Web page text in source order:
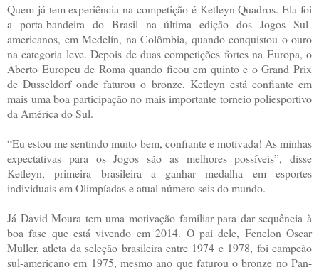
Quem já tem experiência na competição é Ketleyn Quadros. Ela foi
a porta-bandeira do Brasil na última edição dos Jogos Sul-
americanos, em Medelín, na Colômbia, quando conquistou o ouro
na categoria leve. Depois de duas competições fortes na Europa, o
Aberto Europeu de Roma quando ficou em quinto e o Grand Prix
de Dusseldorf onde faturou o bronze, Ketleyn está confiante em
mais uma boa participação no mais importante torneio poliesportivo
da América do Sul.
“Eu estou me sentindo muito bem, confiante e motivada! As minhas
expectativas para os Jogos são as melhores possíveis”, disse
Ketleyn, primeira brasileira a ganhar medalha em esportes
individuais em Olimpíadas e atual número seis do mundo.
Já David Moura tem uma motivação familiar para dar sequência à
boa fase que está vivendo em 2014. O pai dele, Fenelon Oscar
Muller, atleta da seleção brasileira entre 1974 e 1978, foi campeão
sul-americano em 1975, mesmo ano que faturou o bronze no Pan-